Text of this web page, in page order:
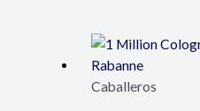
Caballeros